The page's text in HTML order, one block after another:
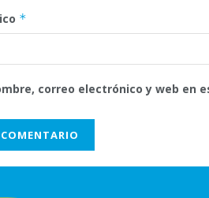
*
correo electrónico y web en